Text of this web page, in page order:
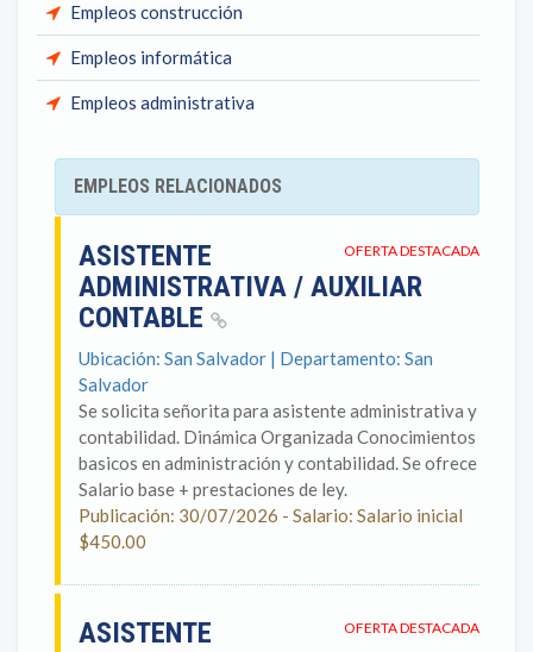
Empleos construcción
Empleos informática
Empleos administrativa
EMPLEOS RELACIONADOS
OFERTA DESTACADA
ASISTENTE
ADMINISTRATIVA / AUXILIAR
CONTABLE
Ubicación: San Salvador | Departamento: San
Salvador
Se solicita señorita para asistente administrativa y
contabilidad. Dinámica Organizada Conocimientos
basicos en administración y contabilidad. Se ofrece
Salario base + prestaciones de ley.
Publicación: 30/07/2026 - Salario: Salario inicial
$450.00
OFERTA DESTACADA
ASISTENTE